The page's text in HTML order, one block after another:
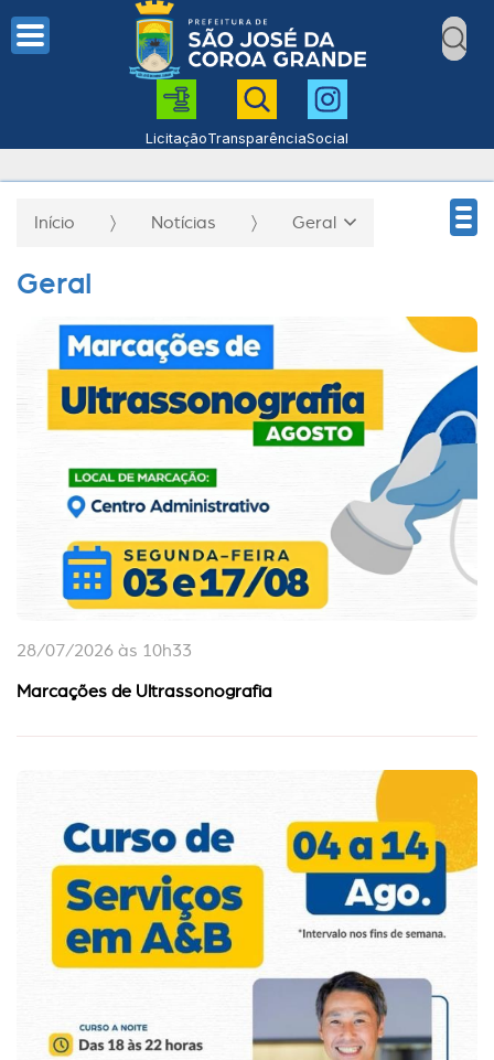
LicitaçãoTransparênciaSocial
Início Notícias Geral
Geral
28/07/2026 às 10h33
Marcações de Ultrassonografia